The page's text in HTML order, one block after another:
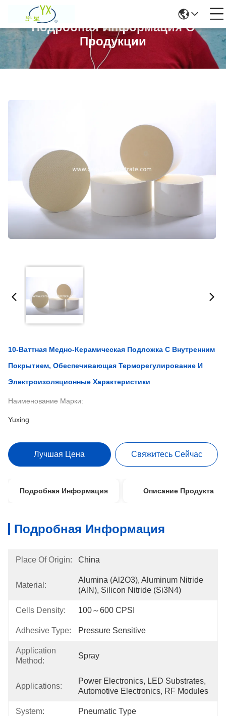
Подробная Информация О
Продукции
10-Ваттная Медно-Керамическая Подложка С Внутренним
Покрытием, Обеспечивающая Терморегулирование И
Электроизоляционные Характеристики
Наименование Марки:
Yuxing
Лучшая Цена Свяжитесь Сейчас
Подробная Информация Описание Продукта
Подробная Информация
Place Of Origin: China
Material:
Alumina (Al2O3), Aluminum Nitride
(AlN), Silicon Nitride (Si3N4)
Cells Density: 100～600 CPSI
Adhesive Type: Pressure Sensitive
Application
Method:
Spray
Applications:
Power Electronics, LED Substrates,
Automotive Electronics, RF Modules
System: Pneumatic Type